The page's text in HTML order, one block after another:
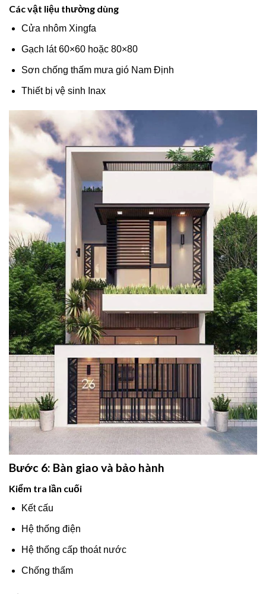
Các vật liệu thường dùng
Cửa nhôm Xingfa
Gạch lát 60×60 hoặc 80×80
Sơn chống thấm mưa gió Nam Định
Thiết bị vệ sinh Inax
Bước 6: Bàn giao và bảo hành
Kiểm tra lần cuối
Kết cấu
Hệ thống điện
Hệ thống cấp thoát nước
Chống thấm